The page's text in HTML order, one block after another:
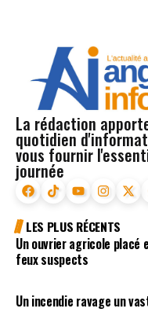
La rédaction
quotidien
vous fournir
journée
LES PLUS RÉCENTS
Un ouvrier agricole placé
feux suspects
Un incendie ravage un